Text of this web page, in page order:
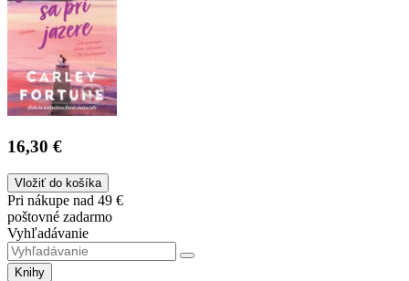
16,30 €
Vložiť do košíka
Pri nákupe nad 49 €
poštovné zadarmo
Vyhľadávanie
Knihy